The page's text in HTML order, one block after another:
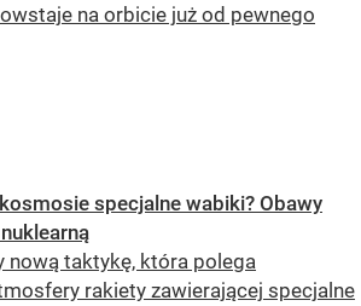
na orbicie już od pewnego
specjalne wabiki? Obawy
nową taktykę, która polega
rakiety zawierającej specjalne